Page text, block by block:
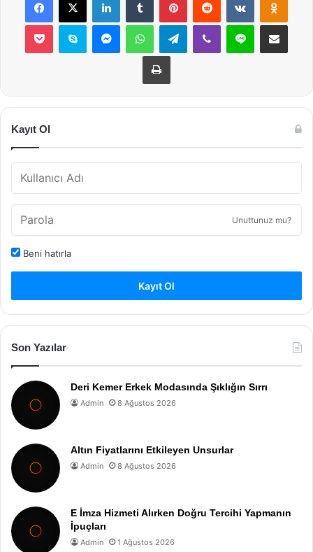
Pocket Skype MessengerWhatsAppTelegramViber Line E-Posta ile
Yazdır
Kayıt Ol
Unuttunuz mu?
Beni hatırla
Kayıt Ol
Son Yazılar
Deri Kemer Erkek Modasında Şıklığın Sırrı
Admin 8 Ağustos 2026
Altın Fiyatlarını Etkileyen Unsurlar
Admin 8 Ağustos 2026
E İmza Hizmeti Alırken Doğru Tercihi Yapmanın
İpuçları
Admin 1 Ağustos 2026